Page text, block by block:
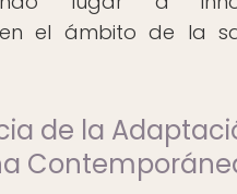
el ámbito de la
de la